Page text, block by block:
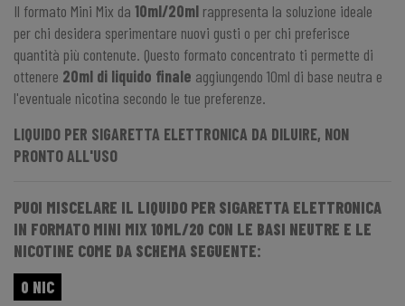
Il formato Mini Mix da 10ml/20ml rappresenta la soluzione ideale
per chi desidera sperimentare nuovi gusti o per chi preferisce
quantità più contenute. Questo formato concentrato ti permette di
ottenere 20ml di liquido finale aggiungendo 10ml di base neutra e
l'eventuale nicotina secondo le tue preferenze.
LIQUIDO PER SIGARETTA ELETTRONICA DA DILUIRE, NON
PRONTO ALL'USO
PUOI MISCELARE IL LIQUIDO PER SIGARETTA ELETTRONICA
IN FORMATO MINI MIX 10ML/20 CON LE BASI NEUTRE E LE
NICOTINE COME DA SCHEMA SEGUENTE:
0 NIC